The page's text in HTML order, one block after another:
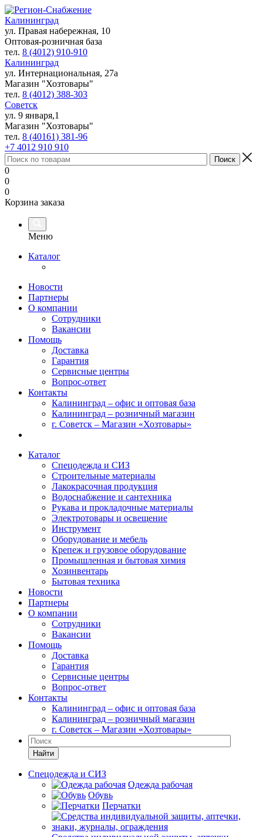
Калининград
ул. Правая набережная, 10
Оптовая-розничная база
тел. 8 (4012) 910-910
Калининград
ул. Интернациональная, 27а
Магазин "Хозтовары"
тел. 8 (4012) 388-303
Советск
ул. 9 января,1
Магазин "Хозтовары"
тел. 8 (40161) 381-96
+7 4012 910 910
0
0
0
Корзина заказа
Меню
Каталог
Новости
Партнеры
О компании
Сотрудники
Вакансии
Помощь
Доставка
Гарантия
Сервисные центры
Вопрос-ответ
Контакты
Калининград – офис и оптовая база
Калининград – розничный магазин
г. Советск – Магазин «Хозтовары»
Каталог
Спецодежда и СИЗ
Строительные материалы
Лакокрасочная продукция
Водоснабжение и сантехника
Рукава и прокладочные материалы
Электротовары и освещение
Инструмент
Оборудование и мебель
Крепеж и грузовое оборудование
Промышленная и бытовая химия
Хозинвентарь
Бытовая техника
Новости
Партнеры
О компании
Сотрудники
Вакансии
Помощь
Доставка
Гарантия
Сервисные центры
Вопрос-ответ
Контакты
Калининград – офис и оптовая база
Калининград – розничный магазин
г. Советск – Магазин «Хозтовары»
Найти
Спецодежда и СИЗ
Одежда рабочая
Обувь
Перчатки